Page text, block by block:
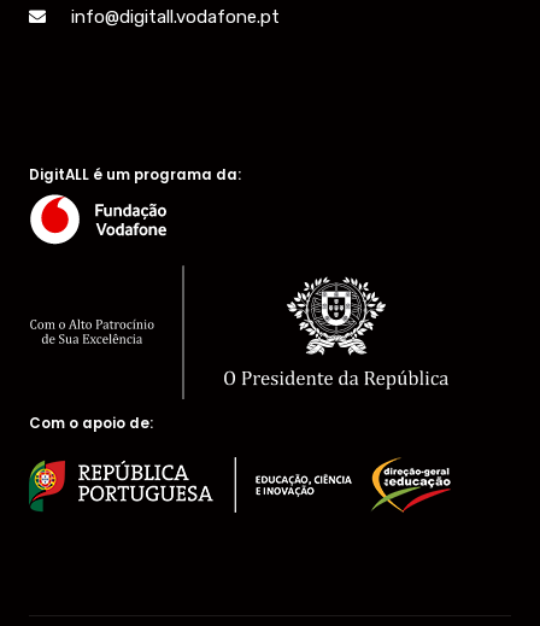
info@digitall.vodafone.pt
DigitALL é um programa da:
Com o apoio de: